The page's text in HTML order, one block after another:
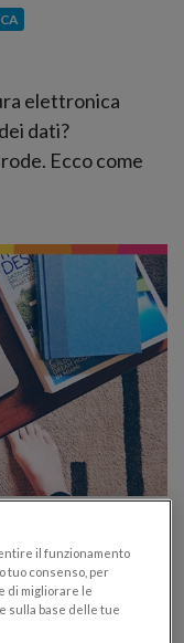
elettronica
dati?
Ecco come
la ritenuta
il funzionamento
tuo consenso, per
di migliorare le
sulla base delle tue